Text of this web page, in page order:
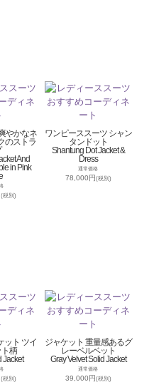
やかなネ
のストラ
And
in Pink
(税別)
ワンピーススーツ シャン
タンドット
Shantung Dot Jacket &
Dress
通常価格
78,000円(税別)
ット ツイ
柄
Jacket
(税別)
ジャケット 重量感あるグ
レーベルベット
Gray Velvet Solid Jacket
通常価格
39,000円(税別)